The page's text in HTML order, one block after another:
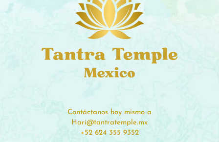
Contáctanos hoy mismo a
Hari@tantratemple.mx
+52 624 355 9352